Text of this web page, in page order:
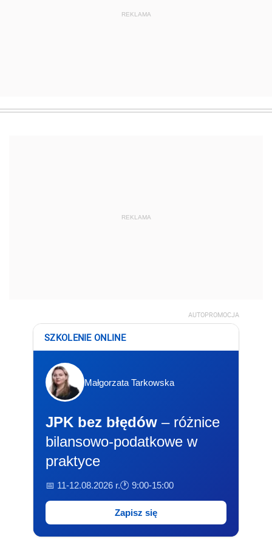
REKLAMA
REKLAMA
AUTOPROMOCJA
SZKOLENIE ONLINE
Małgorzata Tarkowska
JPK bez błędów – różnice
bilansowo-podatkowe w
praktyce
📅 11-12.08.2026 r.🕐 9:00-15:00
Zapisz się